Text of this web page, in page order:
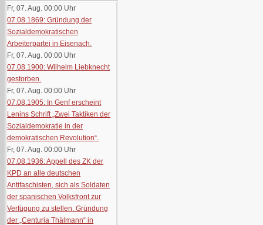
Fr, 07. Aug. 00:00 Uhr
07.08.1869: Gründung der
Sozialdemokratischen
Arbeiterpartei in Eisenach.
Fr, 07. Aug. 00:00 Uhr
07.08.1900: Wilhelm Liebknecht
gestorben.
Fr, 07. Aug. 00:00 Uhr
07.08.1905: In Genf erscheint
Lenins Schrift „Zwei Taktiken der
Sozialdemokratie in der
demokratischen Revolution“.
Fr, 07. Aug. 00:00 Uhr
07.08.1936: Appell des ZK der
KPD an alle deutschen
Antifaschisten, sich als Soldaten
der spanischen Volksfront zur
Verfügung zu stellen. Gründung
der „Centuria Thälmann“ in